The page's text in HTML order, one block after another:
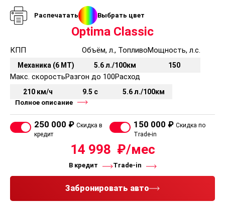
Распечатать Выбрать цвет
Optima Classic
КПП
Механика (6 MT)
Объём, л., Топливо
5.6 л./100км
Мощность, л.с.
150
Макс. скорость
210 км/ч
Разгон до 100
9.5 с
Расход
5.6 л./100км
Полное описание
250 000 ₽ Скидка в
кредит
150 000 ₽ Скидка по
Trade-in
14 998
В кредит Trade-in
Забронировать авто